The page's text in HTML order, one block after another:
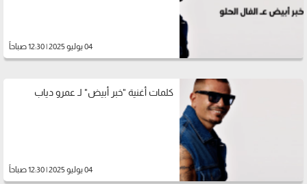
04 يوليو 2025 | 12:30 صباحاً
كلمات أغنية "خبر أبيض" لـ عمرو دياب
04 يوليو 2025 | 12:30 صباحاً